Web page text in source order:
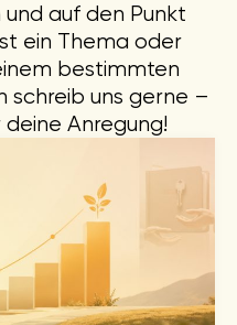
auf den Punkt
ein Thema oder
bestimmten
schreib uns gerne –
Anregung!